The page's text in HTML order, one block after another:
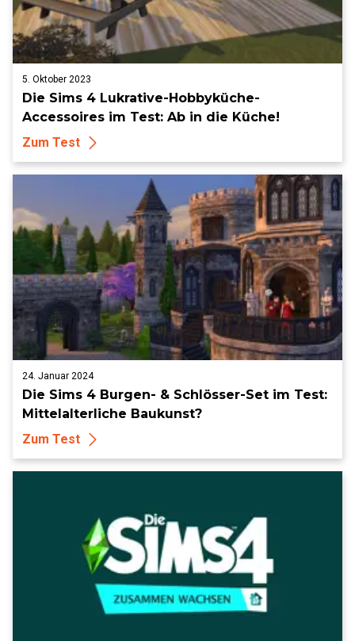
5. Oktober 2023
Die Sims 4 Lukrative-Hobbyküche-
Accessoires im Test: Ab in die Küche!
Zum Test
24. Januar 2024
Die Sims 4 Burgen- & Schlösser-Set im Test:
Mittelalterliche Baukunst?
Zum Test